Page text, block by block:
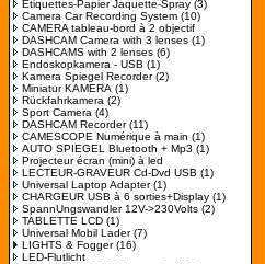
Etiquettes-Papier Jaquette-Spray (3)
Camera Car Recording System (10)
CAMERA tableau-bord à 2 objectif
DASHCAM Camera with 3 lenses (1)
DASHCAMS with 2 lenses (6)
Endoskopkamera - USB (1)
Kamera Spiegel Recorder(2)
Miniatur KAMERA (1)
Rückfahrkamera (2)
Sport Camera (4)
DASHCAM Recorder(11)
CAMESCOPE Numérique à main (1)
AUTO SPIEGEL Bluetooth + Mp3 (1)
Projecteur écran (mini) à led
LECTEUR-GRAVEUR Cd-Dvd USB (1)
Universal Laptop Adapter(1)
CHARGEUR USB à 6 sorties+Display (1)
SpannUngswandler 12V->230Volts (2)
TABLETTE LCD (1)
Universal Mobil Lader(7)
LIGHTS & Fogger(16)
LED-Flutlicht